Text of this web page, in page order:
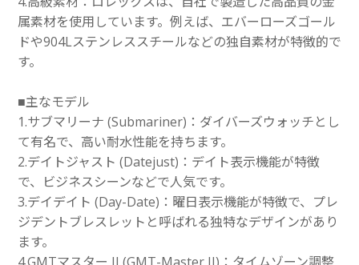
属素材を使用しています。例えば、エバーローズゴール
ドや904Lステンレススチールなどの独自素材が特徴的で
す。
■主なモデル
1.サブマリーナ (Submariner)：ダイバーズウォッチとし
て有名で、高い耐水性能を持ちます。
2.デイトジャスト (Datejust)：デイト表示機能が特徴
で、ビジネスシーンなどで人気です。
3.デイデイト (Day-Date)：曜日表示機能が特徴で、プレ
ジデントブレスレットと呼ばれる独特なデザインがあり
ます。
4.GMTマスター II (GMT-Master II)：タイムゾーン調整